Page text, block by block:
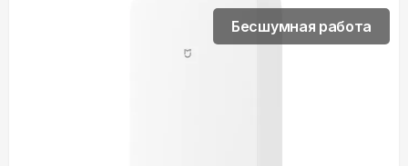
Бесшумная работа